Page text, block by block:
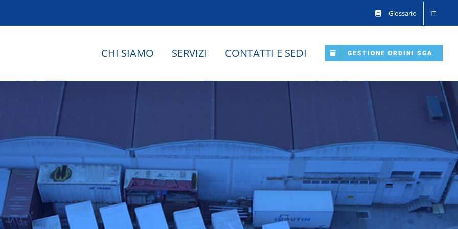
Glossario IT
CHI SIAMO SERVIZI CONTATTI E SEDI GESTIONE ORDINI SGA